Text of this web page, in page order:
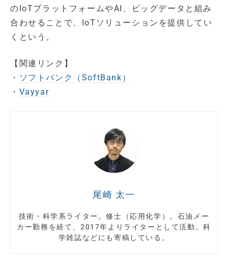
のIoTプラットフォームやAI、ビッグデータと組み
合わせることで、IoTソリューションを提供してい
くという。
【関連リンク】
・ ソフトバンク（SoftBank）
・ Vayyar
尾崎 太一
技術・科学系ライター。修士（応用化学）。石油メー
カー勤務を経て、2017年よりライターとして活動。科
学雑誌などにも寄稿している。